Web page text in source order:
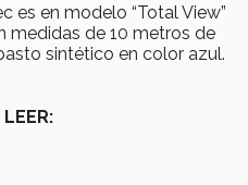
es en modelo “Total View”
medidas de 10 metros de
sintético en color azul.